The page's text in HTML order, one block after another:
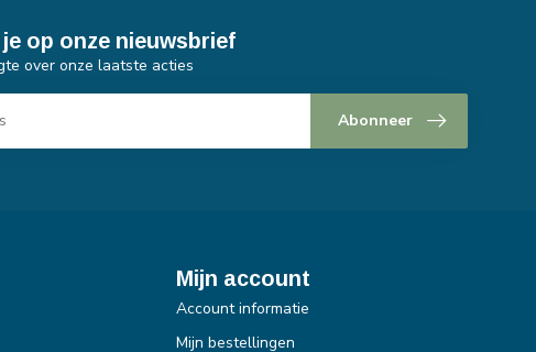
op onze nieuwsbrief
over onze laatste acties
Abonneer
Mijn account
Account informatie
Mijn bestellingen